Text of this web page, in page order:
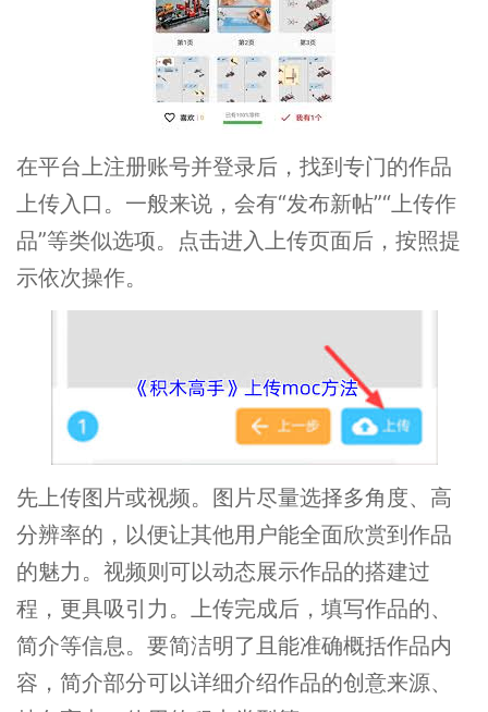
在平台上注册账号并登录后，找到专门的作品
上传入口。一般来说，会有“发布新帖”“上传作
品”等类似选项。点击进入上传页面后，按照提
示依次操作。
先上传图片或视频。图片尽量选择多角度、高
分辨率的，以便让其他用户能全面欣赏到作品
的魅力。视频则可以动态展示作品的搭建过
程，更具吸引力。上传完成后，填写作品的、
简介等信息。要简洁明了且能准确概括作品内
容，简介部分可以详细介绍作品的创意来源、